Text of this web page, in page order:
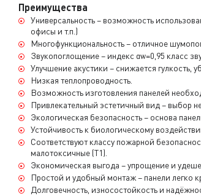
Преимущества
Универсальность – возможность
офисы и т.п.)
Многофункциональность – отличное
Звукопоглощение – индекс αѡ=0,95 класс
Улучшение акустики – снижается гулкость,
Низкая теплопроводность.
Возможность изготовления панелей
Привлекательный эстетичный вид – выбор
Экологическая безопасность – основа
Устойчивость к биологическому
Соответствуют классу пожарной
малотоксичные (Т1).
Экономическая выгода – упрощение и
Простой и удобный монтаж – панели легко
Долговечность, износостойкость и